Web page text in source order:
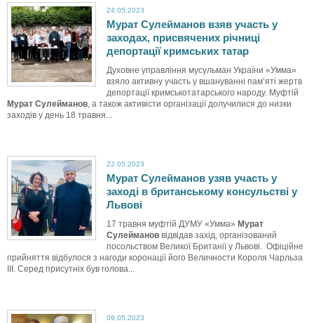
24.05.2023
Мурат Сулейманов взяв участь у
заходах, присвячених річниці
депортації кримських татар
Духовне управління мусульман України «Умма»
взяло активну участь у вшануванні пам’яті жертв
депортації кримськотатарського народу. Муфтій
Мурат Сулейманов , а також активісти організації долучилися до низки
заходів у день 18 травня...
22.05.2023
Мурат Сулейманов узяв участь у
заході в британському консульстві у
Львові
17 травня муфтій ДУМУ «Умма» Мурат
Сулейманов відвідав захід, організований
посольством Великої Британії у Львові. Офіційне
прийняття відбулося з нагоди коронації його Величности Короля Чарльза
III. Серед присутніх був голова...
09.05.2023